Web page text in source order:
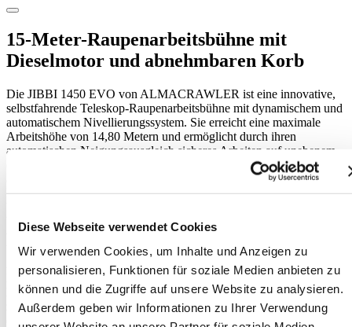
Diese Webseite verwendet Cookies
Wir verwenden Cookies, um Inhalte und Anzeigen zu
personalisieren, Funktionen für soziale Medien anbieten zu
können und die Zugriffe auf unsere Website zu analysieren.
Außerdem geben wir Informationen zu Ihrer Verwendung
15-Meter-Raupenarbeitsbühne mit
Dieselmotor und abnehmbaren Korb
Die JIBBI 1450 EVO von ALMACRAWLER ist eine innovative,
selbstfahrende Teleskop-Raupenarbeitsbühne mit dynamischem und
automatischem Nivellierungssystem. Sie erreicht eine maximale
Arbeitshöhe von 14,80 Metern und ermöglicht durch ihren
automatischen Neigungsausgleich sicheres Arbeiten auf unebenem
oder hügeligem Gelände. Dank des innovativen Teleskoparms mit
automatischer Nivellierung erreicht die Bühne je nach
Betriebsbedingungen und Korblast eine seitliche Reichweite von 5,7
bei Neigungen bis 25°, während die Maschine bis zu einer Höhe
von 9,80 Metern verfahrbar bleibt, was den Zeitaufwand für
Umplatzierungen erheblich reduziert. Mit einer Tragfähigkeit von
230 kg für zwei Bediener kombiniert die JIBBI 1450 EVO
Benutzerfreundlichkeit, Vielseitigkeit und Effizienz. Der
leistungsstarke 3-Zylinder-Yanmar-Dieselmotor sorgt für
zuverlässige Leistung, während das einziehbare Raupenfahrwerk
(verstellbar von 2,45 m auf 1,35 m) hohe Flexibilität bietet. Der